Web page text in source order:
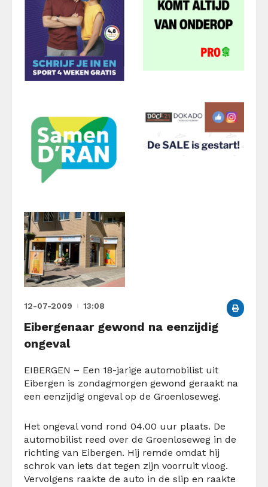
12-07-2009 13:08
Eibergenaar gewond na eenzijdig
ongeval
EIBERGEN – Een 18-jarige automobilist uit
Eibergen is zondagmorgen gewond geraakt na
een eenzijdig ongeval op de Groenloseweg.
Het ongeval vond rond 04.00 uur plaats. De
automobilist reed over de Groenloseweg in de
richting van Eibergen. Hij remde omdat hij
schrok van iets dat tegen zijn voorruit vloog.
Vervolgens raakte de auto in de slip en raakte